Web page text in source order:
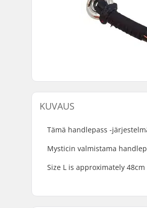
KUVAUS
Tämä handlepass -
Mysticin valmistama
Size L is approximately